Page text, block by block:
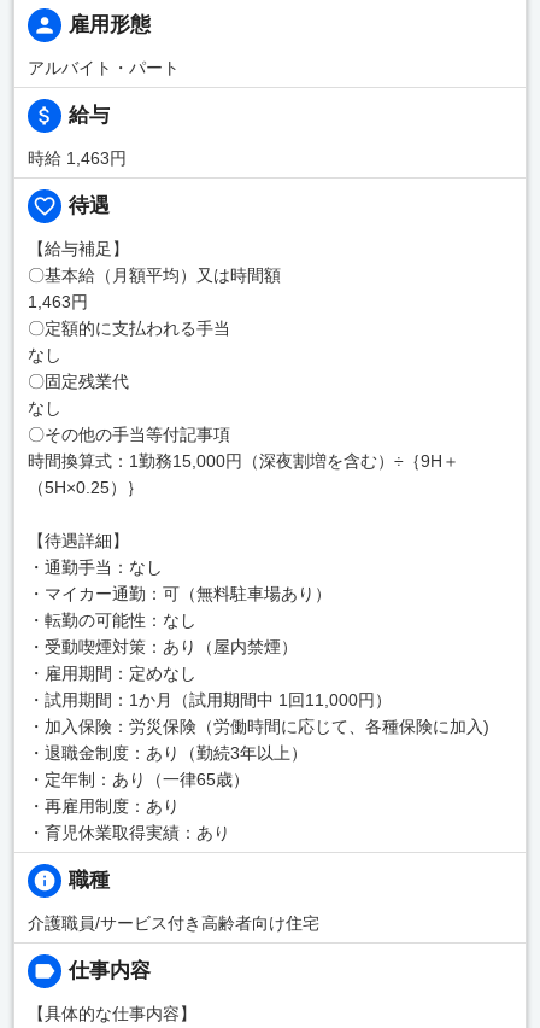
雇用形態
アルバイト・パート
給与
時給 1,463円
待遇
【給与補足】
〇基本給（月額平均）又は時間額
1,463円
〇定額的に支払われる手当
なし
〇固定残業代
なし
〇その他の手当等付記事項
時間換算式：1勤務15,000円（深夜割増を含む）÷｛9H＋
（5H×0.25）｝
【待遇詳細】
・通勤手当：なし
・マイカー通勤：可（無料駐車場あり）
・転勤の可能性：なし
・受動喫煙対策：あり（屋内禁煙）
・雇用期間：定めなし
・試用期間：1か月（試用期間中 1回11,000円）
・加入保険：労災保険（労働時間に応じて、各種保険に加入)
・退職金制度：あり（勤続3年以上）
・定年制：あり（一律65歳）
・再雇用制度：あり
・育児休業取得実績：あり
職種
介護職員/サービス付き高齢者向け住宅
仕事内容
【具体的な仕事内容】